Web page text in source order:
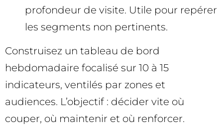
profondeur de visite. Utile pour repérer
les segments non pertinents.
Construisez un tableau de bord
hebdomadaire focalisé sur 10 à 15
indicateurs, ventilés par zones et
audiences. L’objectif : décider vite où
couper, où maintenir et où renforcer.